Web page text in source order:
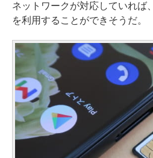
ネットワークが対応していれば
を利用することができそうだ。